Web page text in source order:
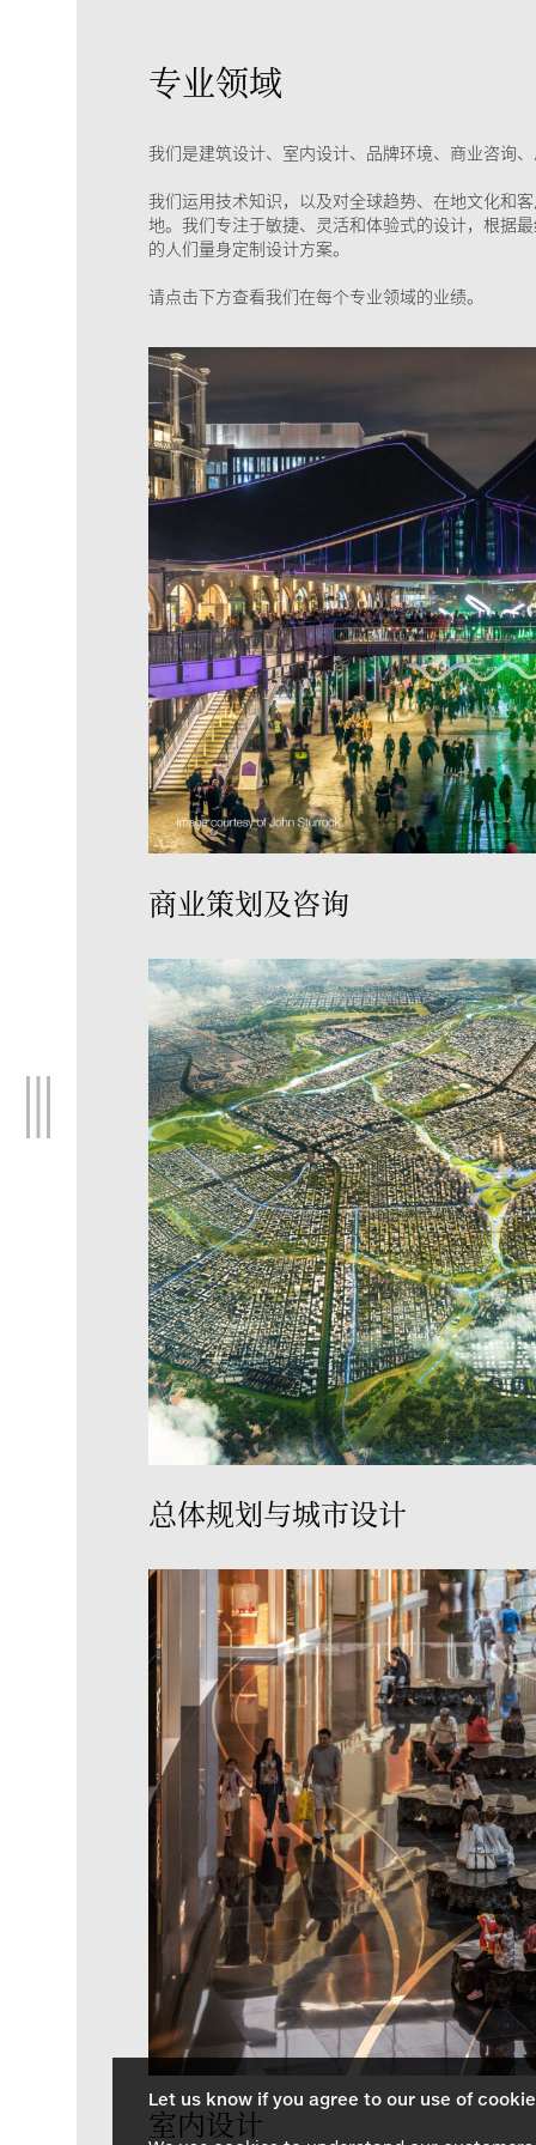
专业领域
我们是建筑设计、室内设计、品牌环境、商业咨询
我们运用技术知识，以及对全球趋势、在地文化和
地。我们专注于敏捷、灵活和体验式的设计，根据
的人们量身定制设计方案。
请点击下方查看我们在每个专业领域的业绩。
商业策划及咨询
总体规划与城市设计
室内设计
Let us know if you agree to our use of